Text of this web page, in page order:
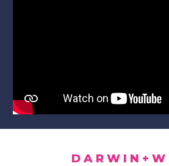
D A R W I N + W